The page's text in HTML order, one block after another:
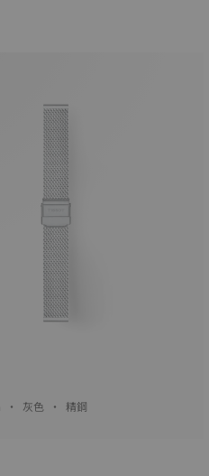
Interlugs 16 mm • 灰色 • 精鋼